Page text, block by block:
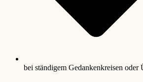
bei ständigem Gedankenkreisen oder